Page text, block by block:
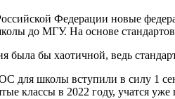
Федерации новые
до МГУ. На основе
была бы хаотичной, ведь
для школы вступили в силу 1
классы в 2022 году, учатся